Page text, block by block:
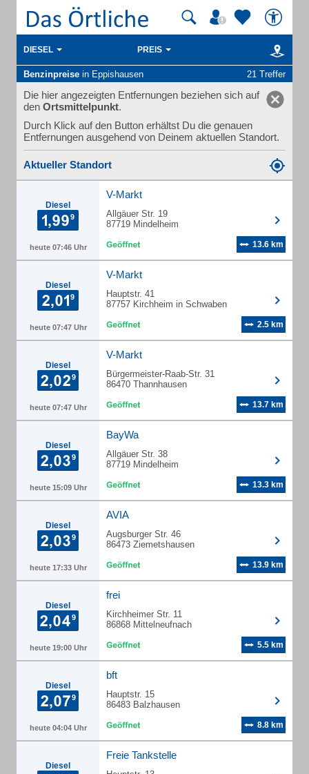
DIESEL PREIS
Benzinpreise in Eppishausen 21 Treffer
Die hier angezeigten Entfernungen beziehen sich auf
den Ortsmittelpunkt.
Durch Klick auf den Button erhältst Du die genauen
Entfernungen ausgehend von Deinem aktuellen Standort.
Aktueller Standort
Diesel
heute 07:46 Uhr
V-Markt
Allgäuer Str. 19
87719 Mindelheim
13.6 km
Diesel
heute 07:47 Uhr
V-Markt
Hauptstr. 41
87757 Kirchheim in Schwaben
2.5 km
Diesel
heute 07:47 Uhr
V-Markt
Bürgermeister-Raab-Str. 31
86470 Thannhausen
13.7 km
Diesel
heute 15:09 Uhr
BayWa
Allgäuer Str. 38
87719 Mindelheim
13.3 km
Diesel
heute 17:33 Uhr
AVIA
Augsburger Str. 46
86473 Ziemetshausen
13.9 km
Diesel
heute 19:00 Uhr
frei
Kirchheimer Str. 11
86868 Mittelneufnach
5.5 km
Diesel
heute 04:04 Uhr
bft
Hauptstr. 15
86483 Balzhausen
8.8 km
Diesel
Freie Tankstelle